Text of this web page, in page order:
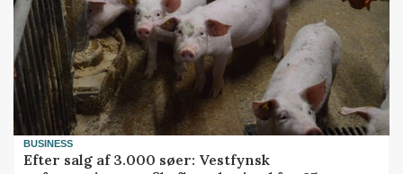
BUSINESS
Efter salg af 3.000 søer: Vestfynsk